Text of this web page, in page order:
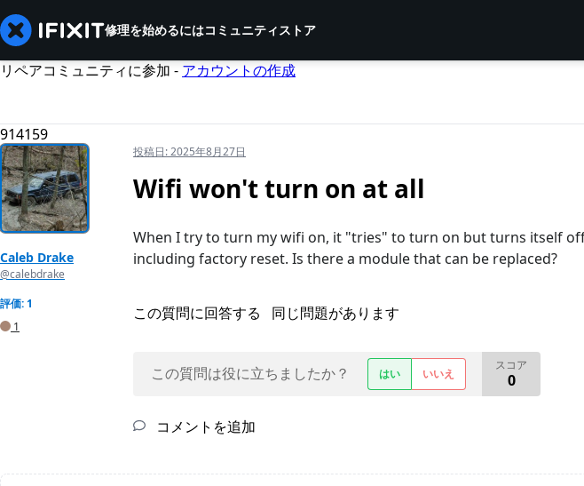
修理を始めるにはコミュニティストア
リペアコミュニティに参加 - アカウントの作成
914159
Caleb Drake
@calebdrake
評価: 1
1
投稿日:2025年8月27日
Wifi won't turn on at all
When I try to turn my wifi on, it "tries" to turn on but turns itself
including factory reset. Is there a module that can be replaced?
この質問に回答する 同じ問題があります
この質問は役に立ちましたか？ はい いいえ
スコア
0
コメントを追加